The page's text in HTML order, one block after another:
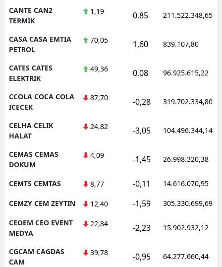
CANTE CAN2
TERMIK
1,19 0,85 211.522.348,65
CASA CASA EMTIA
PETROL
70,05 1,60 839.107,80
CATES CATES
ELEKTRIK
49,36 0,08 96.925.615,22
CCOLA COCA COLA
ICECEK
87,70 -0,28 319.702.334,80
CELHA CELIK
HALAT
24,82 -3,05 104.496.344,14
CEMAS CEMAS
DOKUM
4,09 -1,45 26.998.320,38
CEMTS CEMTAS 8,77 -0,11 14.616.070,95
CEMZY CEM ZEYTIN 12,40 -1,59 305.330.699,69
CEOEM CEO EVENT
MEDYA
22,84 -2,23 15.902.932,12
CGCAM CAGDAS
CAM
39,78 -0,95 64.277.660,44